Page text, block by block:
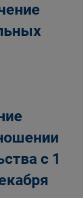
с 1